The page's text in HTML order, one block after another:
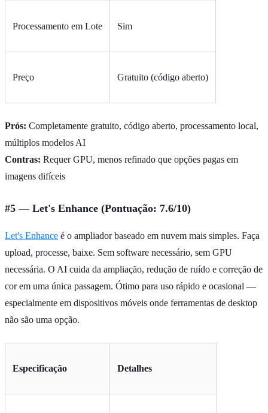
Processamento em Lote Sim
Preço Gratuito (código aberto)
Prós: Completamente gratuito, código aberto, processamento local,
múltiplos modelos AI
Contras: Requer GPU, menos refinado que opções pagas em
imagens difíceis
#5 — Let's Enhance (Pontuação: 7.6/10)
Let's Enhance é o ampliador baseado em nuvem mais simples. Faça
upload, processe, baixe. Sem software necessário, sem GPU
necessária. O AI cuida da ampliação, redução de ruído e correção de
cor em uma única passagem. Ótimo para uso rápido e ocasional —
especialmente em dispositivos móveis onde ferramentas de desktop
não são uma opção.
Especificação Detalhes